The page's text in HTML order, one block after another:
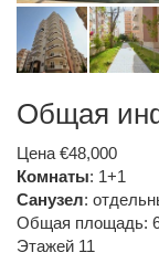
Общая
Цена €48,000
Комнаты: 1+1
Санузел:
Общая площадь:
Этажей 11